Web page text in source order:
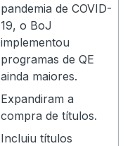
pandemia de COVID-
19, o BoJ
implementou
programas de QE
ainda maiores.
Expandiram a
compra de títulos.
Incluiu títulos